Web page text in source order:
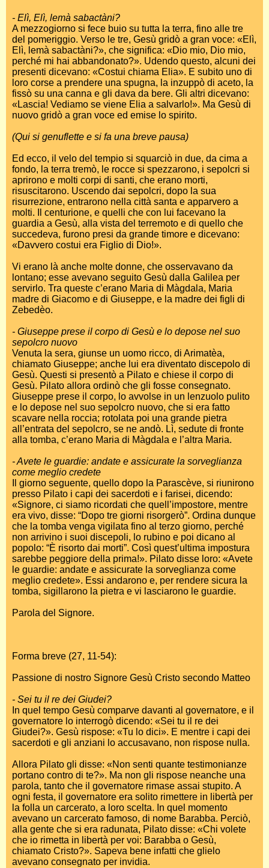
- Elì, Elì, lemà sabactàni?
A mezzogiorno si fece buio su tutta la terra, fino alle tre
del pomeriggio. Verso le tre, Gesù gridò a gran voce: «Elì,
Elì, lemà sabactàni?», che significa: «Dio mio, Dio mio,
perché mi hai abbandonato?». Udendo questo, alcuni dei
presenti dicevano: «Costui chiama Elia». E subito uno di
loro corse a prendere una spugna, la inzuppò di aceto, la
fissò su una canna e gli dava da bere. Gli altri dicevano:
«Lascia! Vediamo se viene Elia a salvarlo!». Ma Gesù di
nuovo gridò a gran voce ed emise lo spirito.
(Qui si genuflette e si fa una breve pausa)
Ed ecco, il velo del tempio si squarciò in due, da cima a
fondo, la terra tremò, le rocce si spezzarono, i sepolcri si
aprirono e molti corpi di santi, che erano morti,
risuscitarono. Uscendo dai sepolcri, dopo la sua
risurrezione, entrarono nella città santa e apparvero a
molti. Il centurione, e quelli che con lui facevano la
guardia a Gesù, alla vista del terremoto e di quello che
succedeva, furono presi da grande timore e dicevano:
«Davvero costui era Figlio di Dio!».
Vi erano là anche molte donne, che osservavano da
lontano; esse avevano seguito Gesù dalla Galilea per
servirlo. Tra queste c’erano Maria di Màgdala, Maria
madre di Giacomo e di Giuseppe, e la madre dei figli di
Zebedèo.
- Giuseppe prese il corpo di Gesù e lo depose nel suo
sepolcro nuovo
Venuta la sera, giunse un uomo ricco, di Arimatèa,
chiamato Giuseppe; anche lui era diventato discepolo di
Gesù. Questi si presentò a Pilato e chiese il corpo di
Gesù. Pilato allora ordinò che gli fosse consegnato.
Giuseppe prese il corpo, lo avvolse in un lenzuolo pulito
e lo depose nel suo sepolcro nuovo, che si era fatto
scavare nella roccia; rotolata poi una grande pietra
all’entrata del sepolcro, se ne andò. Lì, sedute di fronte
alla tomba, c’erano Maria di Màgdala e l’altra Maria.
- Avete le guardie: andate e assicurate la sorveglianza
come meglio credete
Il giorno seguente, quello dopo la Parascève, si riunirono
presso Pilato i capi dei sacerdoti e i farisei, dicendo:
«Signore, ci siamo ricordati che quell’impostore, mentre
era vivo, disse: “Dopo tre giorni risorgerò”. Ordina dunque
che la tomba venga vigilata fino al terzo giorno, perché
non arrivino i suoi discepoli, lo rubino e poi dicano al
popolo: “È risorto dai morti”. Così quest’ultima impostura
sarebbe peggiore della prima!». Pilato disse loro: «Avete
le guardie: andate e assicurate la sorveglianza come
meglio credete». Essi andarono e, per rendere sicura la
tomba, sigillarono la pietra e vi lasciarono le guardie.
Parola del Signore.
Forma breve (27, 11-54):
Passione di nostro Signore Gesù Cristo secondo Matteo
- Sei tu il re dei Giudei?
In quel tempo Gesù comparve davanti al governatore, e il
governatore lo interrogò dicendo: «Sei tu il re dei
Giudei?». Gesù rispose: «Tu lo dici». E mentre i capi dei
sacerdoti e gli anziani lo accusavano, non rispose nulla.
Allora Pilato gli disse: «Non senti quante testimonianze
portano contro di te?». Ma non gli rispose neanche una
parola, tanto che il governatore rimase assai stupito. A
ogni festa, il governatore era solito rimettere in libertà per
la folla un carcerato, a loro scelta. In quel momento
avevano un carcerato famoso, di nome Barabba. Perciò,
alla gente che si era radunata, Pilato disse: «Chi volete
che io rimetta in libertà per voi: Barabba o Gesù,
chiamato Cristo?». Sapeva bene infatti che glielo
avevano consegnato per invidia.